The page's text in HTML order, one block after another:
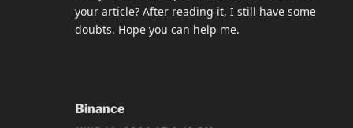
your article? After reading it, I still have some
doubts. Hope you can help me.
Binance